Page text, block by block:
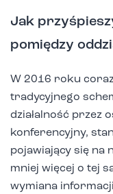
Jak
pomiędzy
W 2016 roku
tradycyjnego
działalność przez
konferencyjny,
pojawiający się na
mniej więcej o tej
wymiana